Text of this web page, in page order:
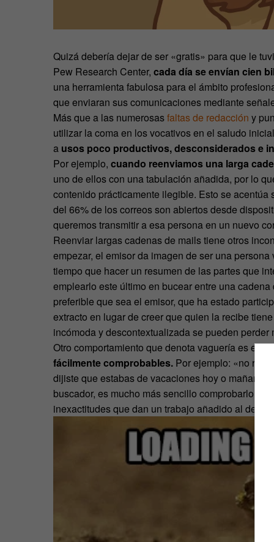
Quizá debería dejar de ser «gratis» para que le
Pew Research Center, cada día se envían cien
una herramienta fabulosa para el ámbito
que enviaran sus comunicaciones mediante
Más que a las numerosasfaltas de redacción y
utilizar la coma en los vocativos en el saludo
a usos poco productivos, desconsiderados e
Por ejemplo, cuando reenviamos una larga
uno de ellos con una tabulación añadida, por lo
contenido prácticamente ilegible. Esto se
del 66% de los correos son abiertos desde
queremos transmitir a esa persona en un nuevo
Reenviar largas cadenas de mails tiene otros
empezar, el emisor da imagen de ser una persona
tiempo que hacer un resumen de las partes que
emplearlo este último en bucear entre una
preferible que sea el emisor, que ha estado
extracto en lugar de creer que quien la recibe
incómoda y descontextualizada se pueden perder
Otro comportamiento que denota vaguería es el
fácilmente comprobables. Por ejemplo: «no
dijiste que estabas de vacaciones hoy o
buscador, es mucho más sencillo comprobarlo
inexactitudes que dan un trabajo añadido al